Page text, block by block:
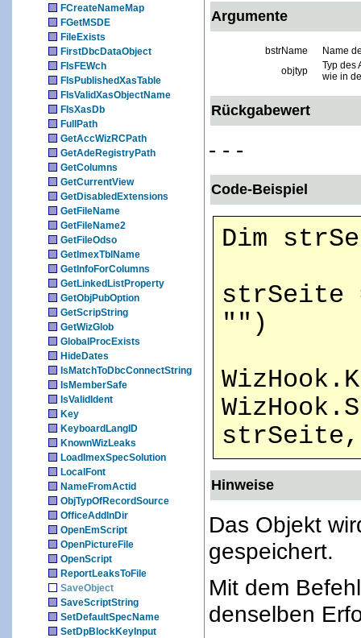
FCreateNameMap
FGetMSDE
FileExists
FirstDbcDataObject
FIsFEWch
FIsPublishedXasTable
FIsValidXasObjectName
FIsXasDb
FullPath
GetAccWizRCPath
GetAdeRegistryPath
GetColumns
GetCurrentView
GetDisabledExtensions
GetFileName
GetFileName2
GetFileOdso
GetImexTblName
GetInfoForColumns
GetLinkedListProperty
GetObjPubOption
GetScripString
GetWizGlob
GlobalProcExists
HideDates
IsMatchToDbcConnectString
IsMemberSafe
IsValidIdent
Key
KeyboardLangID
KnownWizLeaks
LoadImexSpecSolution
LocalFont
NameFromActid
ObjTypOfRecordSource
OfficeAddInDir
OpenEmScript
OpenPictureFile
OpenScript
ReportLeaksToFile
SaveObject
SaveScriptString
SetDefaultSpecName
SetDpBlockKeyInput
Argumente
bstrName
Name
objtyp
Typ des
wie in
Rückgabewert
- - -
Code-Beispiel
Dim
strSeite
"")
strSeite,
Hinweise
Das Objekt
gespeichert.
Mit dem
denselben